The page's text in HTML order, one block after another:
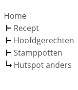
Home
Recept
Hoofdgerechten
Stamppotten
Hutspot anders